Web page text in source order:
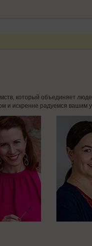
который объединяет
и искренне радуемся вашим